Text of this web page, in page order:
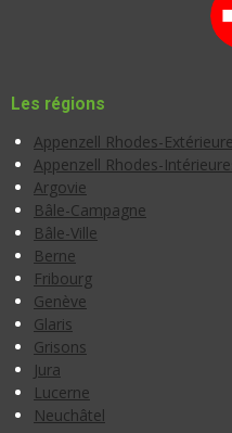
Les régions
Appenzell Rhodes-
Appenzell Rhodes-
Argovie
Bâle-Campagne
Bâle-Ville
Berne
Fribourg
Genève
Glaris
Grisons
Jura
Lucerne
Neuchâtel